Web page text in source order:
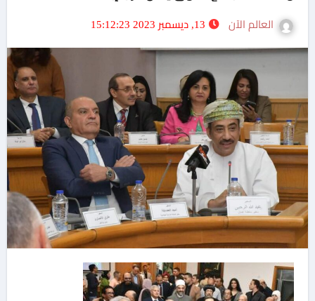
العالم الآن